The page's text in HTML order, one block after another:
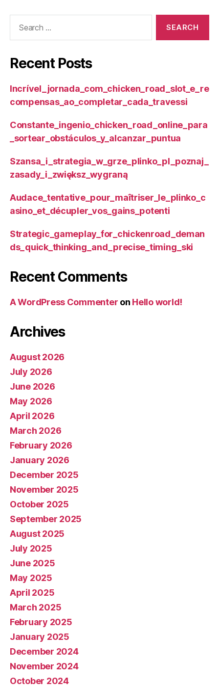
Recent Posts
Incrível_jornada_com_chicken_road_slot_e_re
compensas_ao_completar_cada_travessi
Constante_ingenio_chicken_road_online_para
_sortear_obstáculos_y_alcanzar_puntua
Szansa_i_strategia_w_grze_plinko_pl_poznaj_
zasady_i_zwiększ_wygraną
Audace_tentative_pour_maîtriser_le_plinko_c
asino_et_décupler_vos_gains_potenti
Strategic_gameplay_for_chickenroad_deman
ds_quick_thinking_and_precise_timing_ski
Recent Comments
A WordPress Commenter on Hello world!
Archives
August 2026
July 2026
June 2026
May 2026
April 2026
March 2026
February 2026
January 2026
December 2025
November 2025
October 2025
September 2025
August 2025
July 2025
June 2025
May 2025
April 2025
March 2025
February 2025
January 2025
December 2024
November 2024
October 2024